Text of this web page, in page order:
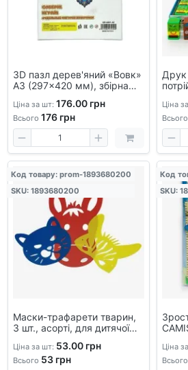
3D пазл дерев'яний «Вовк»
А3 (297×420 мм), збірна
Ціна за шт: 176.00 грн
Всього 176грн
Друк
Ціна
Всього
Маски-трафарети тварин,
3 шт., асорті, для дитячої
Код товару: prom-1893680200
SKU: 1893680200
Ціна за шт: 53.00 грн
Всього 53грн
Код
SKU:
Ціна
Всього